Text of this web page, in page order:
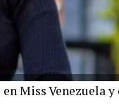
Miss Venezuela